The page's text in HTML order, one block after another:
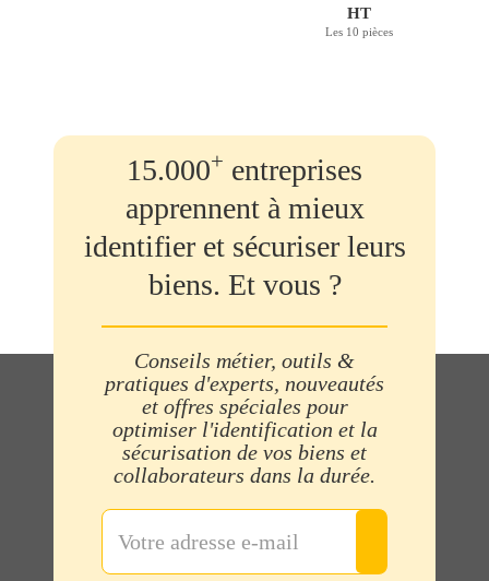
HT
Les 10 pièces
15.000+ entreprises
apprennent à mieux
identifier et sécuriser leurs
biens. Et vous ?
Conseils métier, outils &
pratiques d'experts, nouveautés
et offres spéciales pour
optimiser l'identification et la
sécurisation de vos biens et
collaborateurs dans la durée.